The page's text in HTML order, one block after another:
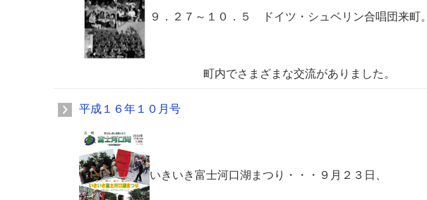
９．２７～１０．５ ドイツ・シュベリン合唱団来町。
町内でさまざまな交流がありました。
平成１６年１０月号
いきいき富士河口湖まつり・・・９月２３日、